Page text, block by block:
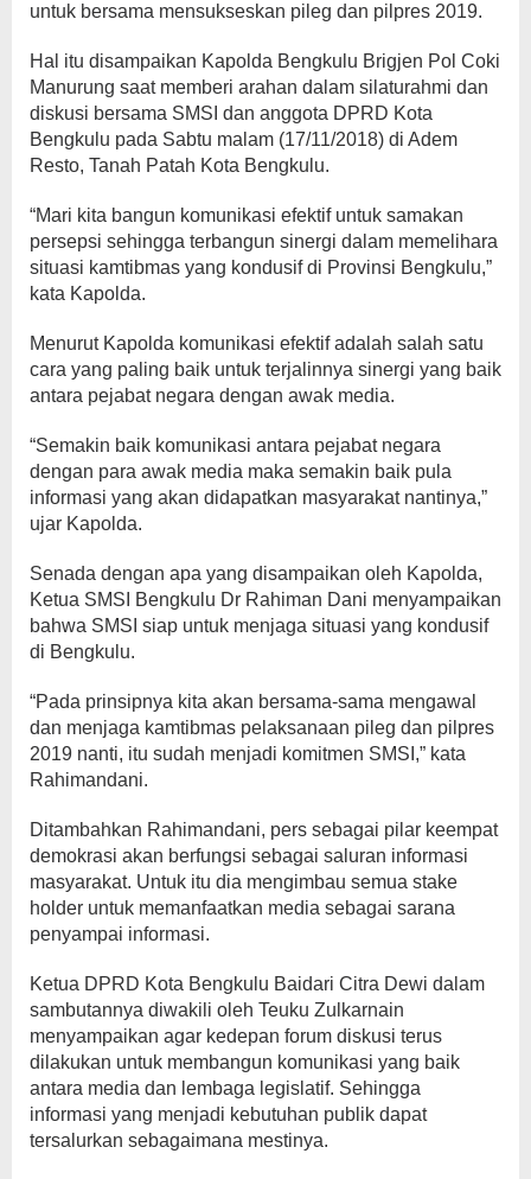
untuk bersama mensukseskan pileg dan pilpres 2019.
Hal itu disampaikan Kapolda Bengkulu Brigjen Pol Coki
Manurung saat memberi arahan dalam silaturahmi dan
diskusi bersama SMSI dan anggota DPRD Kota
Bengkulu pada Sabtu malam (17/11/2018) di Adem
Resto, Tanah Patah Kota Bengkulu.
“Mari kita bangun komunikasi efektif untuk samakan
persepsi sehingga terbangun sinergi dalam memelihara
situasi kamtibmas yang kondusif di Provinsi Bengkulu,”
kata Kapolda.
Menurut Kapolda komunikasi efektif adalah salah satu
cara yang paling baik untuk terjalinnya sinergi yang baik
antara pejabat negara dengan awak media.
“Semakin baik komunikasi antara pejabat negara
dengan para awak media maka semakin baik pula
informasi yang akan didapatkan masyarakat nantinya,”
ujar Kapolda.
Senada dengan apa yang disampaikan oleh Kapolda,
Ketua SMSI Bengkulu Dr Rahiman Dani menyampaikan
bahwa SMSI siap untuk menjaga situasi yang kondusif
di Bengkulu.
“Pada prinsipnya kita akan bersama-sama mengawal
dan menjaga kamtibmas pelaksanaan pileg dan pilpres
2019 nanti, itu sudah menjadi komitmen SMSI,” kata
Rahimandani.
Ditambahkan Rahimandani, pers sebagai pilar keempat
demokrasi akan berfungsi sebagai saluran informasi
masyarakat. Untuk itu dia mengimbau semua stake
holder untuk memanfaatkan media sebagai sarana
penyampai informasi.
Ketua DPRD Kota Bengkulu Baidari Citra Dewi dalam
sambutannya diwakili oleh Teuku Zulkarnain
menyampaikan agar kedepan forum diskusi terus
dilakukan untuk membangun komunikasi yang baik
antara media dan lembaga legislatif. Sehingga
informasi yang menjadi kebutuhan publik dapat
tersalurkan sebagaimana mestinya.